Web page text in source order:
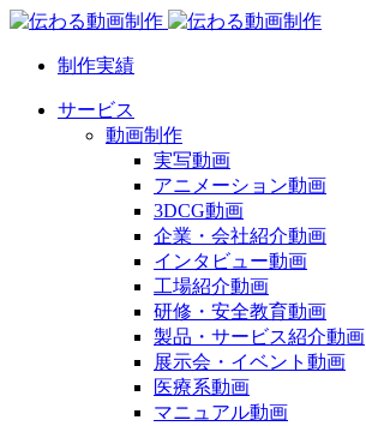
制作実績
サービス
動画制作
実写動画
アニメーション動画
3DCG動画
企業・会社紹介動画
インタビュー動画
工場紹介動画
研修・安全教育動画
製品・サービス紹介動画
展示会・イベント動画
医療系動画
マニュアル動画